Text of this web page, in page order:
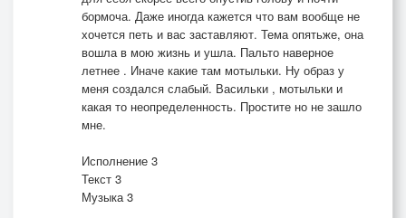
бормоча. Даже иногда кажется что вам вообще не
хочется петь и вас заставляют. Тема опятьже, она
вошла в мою жизнь и ушла. Пальто наверное
летнее . Иначе какие там мотыльки. Ну образ у
меня создался слабый. Васильки , мотыльки и
какая то неопределенность. Простите но не зашло
мне.
Исполнение 3
Текст 3
Музыка 3